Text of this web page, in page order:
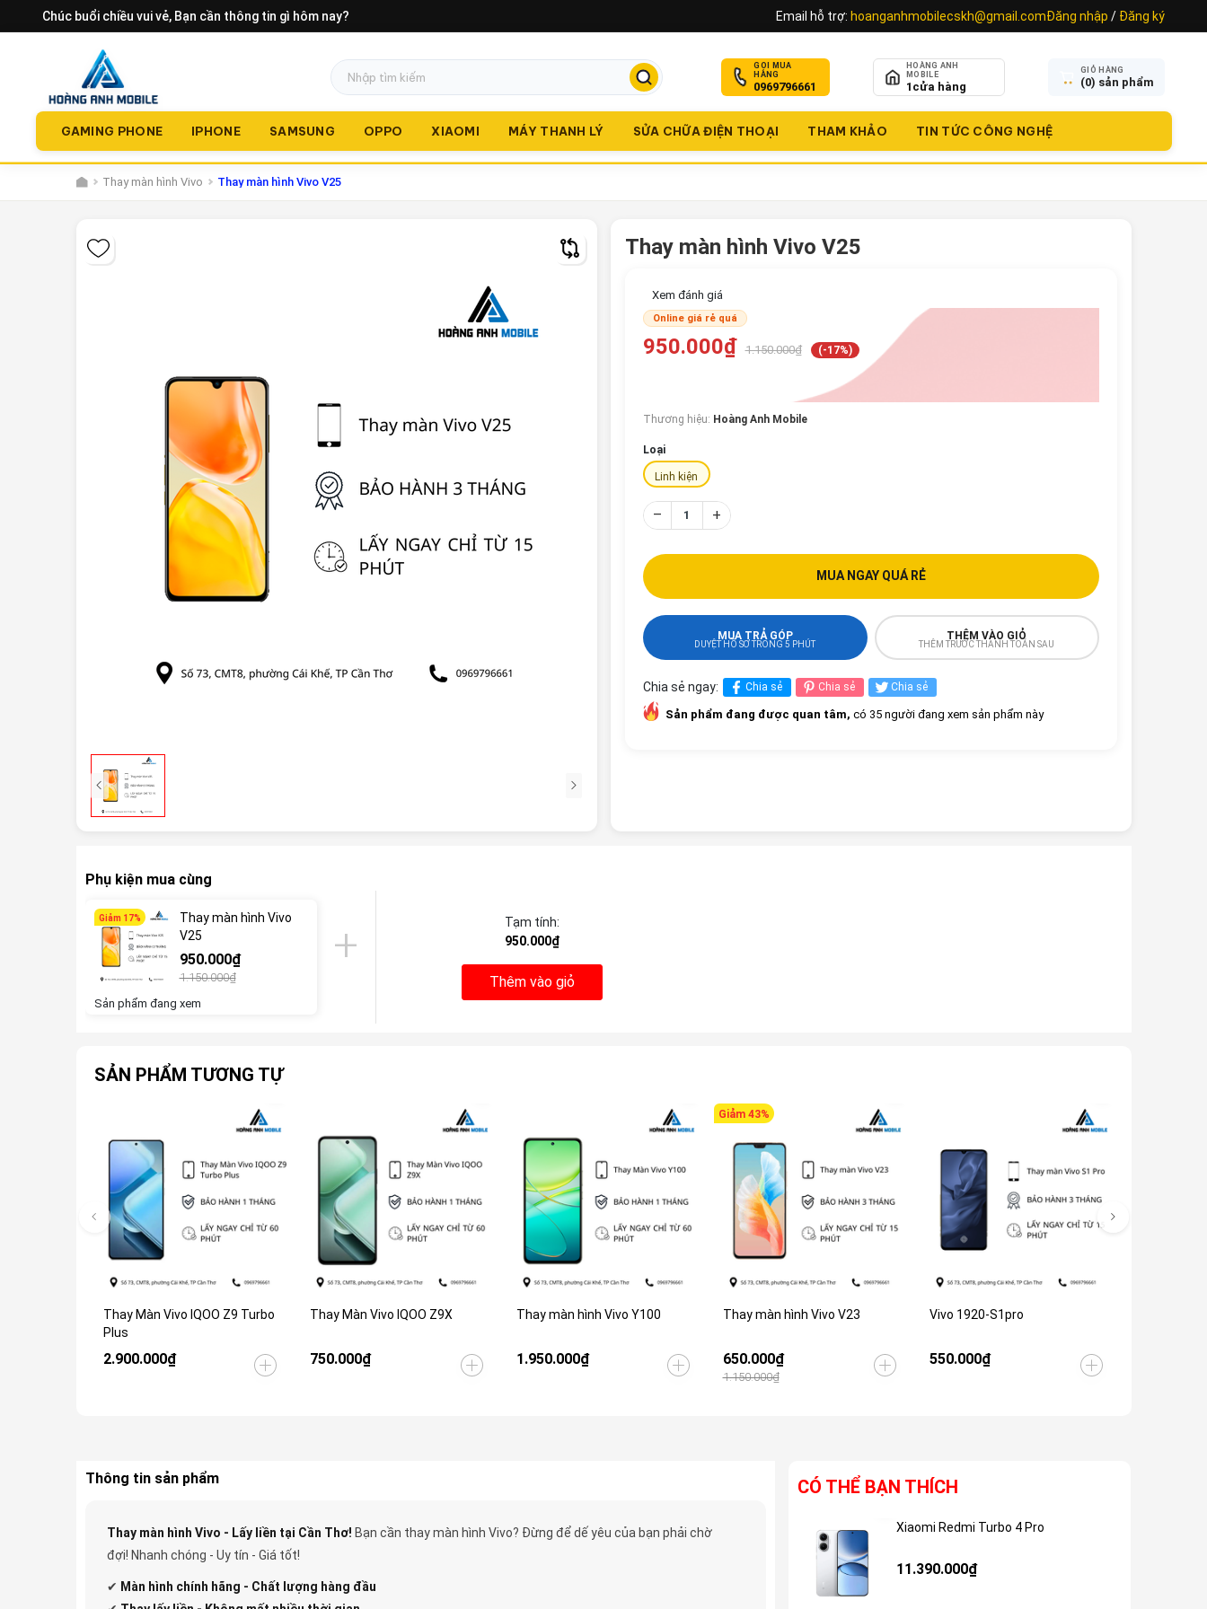
Chúc buổi chiều vui vẻ, Bạn cần thông tin gì hôm nay? Email hỗ trợ: hoanganhmobilecskh@gmail.comĐăng nhập / Đăng ký
GỌI MUA
HÀNG
0969796661
HOÀNG ANH
MOBILE
1 cửa hàng
GIỎ HÀNG
(0) sản phẩm
GAMING PHONE IPHONE SAMSUNG OPPO XIAOMI MÁY THANH LÝ SỬA CHỮA ĐIỆN THOẠI THAM KHẢO TIN TỨC CÔNG NGHỆ
Thay màn hình Vivo Thay màn hình Vivo V25
Thay màn hình Vivo V25
Xem đánh giá
Online giá rẻ quá
950.000₫ 1.150.000₫ (-17%)
Thương hiệu: Hoàng Anh Mobile
Loại
Linh kiện
– +
MUA NGAY QUÁ RẺ
MUA TRẢ GÓP
DUYỆT HỒ SƠ TRONG 5 PHÚT
THÊM VÀO GIỎ
THÊM TRƯỚC THANH TOÁN SAU
Chia sẻ ngay: Chia sẻ Chia sẻ Chia sẻ
Sản phẩm đang được quan tâm, có 35 người đang xem sản phẩm này
Phụ kiện mua cùng
Giảm 17%
Thay màn hình Vivo
V25
950.000₫
1.150.000₫
Sản phẩm đang xem
Tạm tính:
950.000₫
Thêm vào giỏ
SẢN PHẨM TƯƠNG TỰ
Thay Màn Vivo IQOO Z9 Turbo
Plus
2.900.000₫
Thay Màn Vivo IQOO Z9X
750.000₫
Thay màn hình Vivo Y100
1.950.000₫
Giảm 43%
Thay màn hình Vivo V23
650.000₫
1.150.000₫
Vivo 1920-S1pro
550.000₫
Thông tin sản phẩm
Thay màn hình Vivo - Lấy liền tại Cần Thơ! Bạn cần thay màn hình Vivo? Đừng để dế yêu của bạn phải chờ
đợi! Nhanh chóng - Uy tín - Giá tốt!
✔ Màn hình chính hãng - Chất lượng hàng đầu
CÓ THỂ BẠN THÍCH
Xiaomi Redmi Turbo 4 Pro
11.390.000₫